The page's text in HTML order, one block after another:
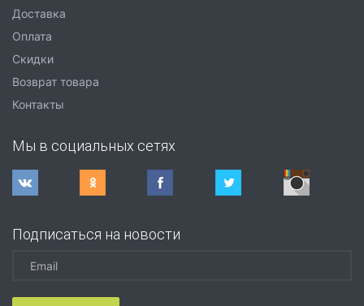
Доставка
Оплата
Скидки
Возврат товара
Контакты
Мы в социальных сетях
Подписаться на новости